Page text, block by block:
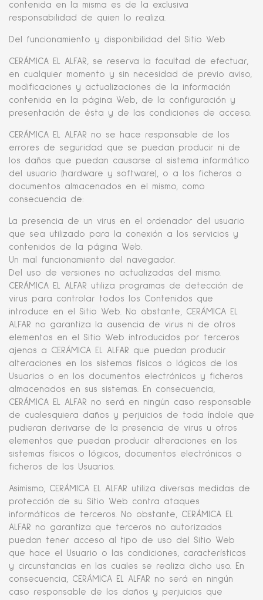
contenida en la misma es de la exclusiva
responsabilidad de quien lo realiza.
Del funcionamiento y disponibilidad del Sitio Web
CERÁMICA EL ALFAR, se reserva la facultad de efectuar,
en cualquier momento y sin necesidad de previo aviso,
modificaciones y actualizaciones de la información
contenida en la página Web, de la configuración y
presentación de ésta y de las condiciones de acceso.
CERÁMICA EL ALFAR no se hace responsable de los
errores de seguridad que se puedan producir ni de
los daños que puedan causarse al sistema informático
del usuario (hardware y software), o a los ficheros o
documentos almacenados en el mismo, como
consecuencia de:
La presencia de un virus en el ordenador del usuario
que sea utilizado para la conexión a los servicios y
contenidos de la página Web.
Un mal funcionamiento del navegador.
Del uso de versiones no actualizadas del mismo.
CERÁMICA EL ALFAR utiliza programas de detección de
virus para controlar todos los Contenidos que
introduce en el Sitio Web. No obstante, CERÁMICA EL
ALFAR no garantiza la ausencia de virus ni de otros
elementos en el Sitio Web introducidos por terceros
ajenos a CERÁMICA EL ALFAR que puedan producir
alteraciones en los sistemas físicos o lógicos de los
Usuarios o en los documentos electrónicos y ficheros
almacenados en sus sistemas. En consecuencia,
CERÁMICA EL ALFAR no será en ningún caso responsable
de cualesquiera daños y perjuicios de toda índole que
pudieran derivarse de la presencia de virus u otros
elementos que puedan producir alteraciones en los
sistemas físicos o lógicos, documentos electrónicos o
ficheros de los Usuarios.
Asimismo, CERÁMICA EL ALFAR utiliza diversas medidas de
protección de su Sitio Web contra ataques
informáticos de terceros. No obstante, CERÁMICA EL
ALFAR no garantiza que terceros no autorizados
puedan tener acceso al tipo de uso del Sitio Web
que hace el Usuario o las condiciones, características
y circunstancias en las cuales se realiza dicho uso. En
consecuencia, CERÁMICA EL ALFAR no será en ningún
caso responsable de los daños y perjuicios que